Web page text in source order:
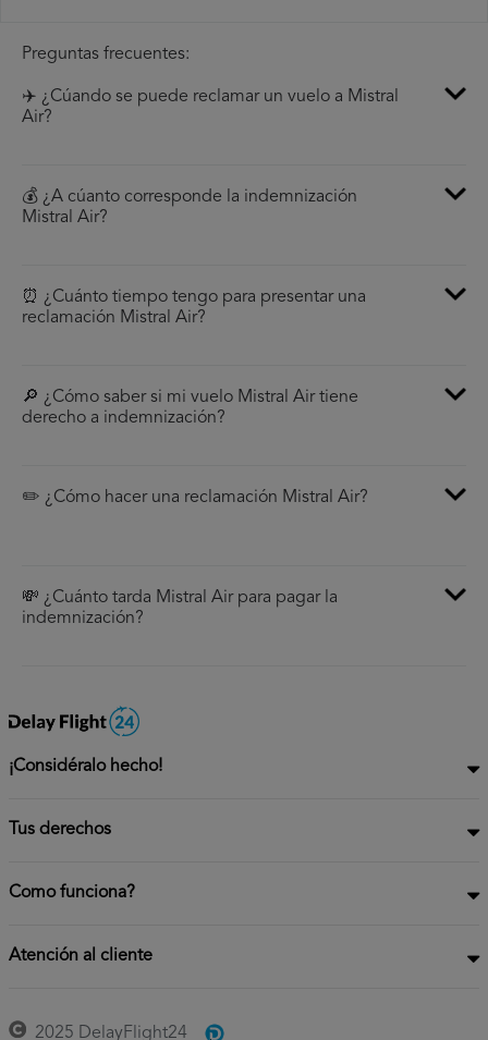
Preguntas frecuentes:
✈️ ¿Cúando se puede reclamar un vuelo a Mistral
Air?
💰 ¿A cúanto corresponde la indemnización
Mistral Air?
⏰ ¿Cuánto tiempo tengo para presentar una
reclamación Mistral Air?
🔎 ¿Cómo saber si mi vuelo Mistral Air tiene
derecho a indemnización?
✏️ ¿Cómo hacer una reclamación Mistral Air?
💸 ¿Cuánto tarda Mistral Air para pagar la
indemnización?
¡Considéralo hecho!
Tus derechos
Como funciona?
Atención al cliente
2025 DelayFlight24